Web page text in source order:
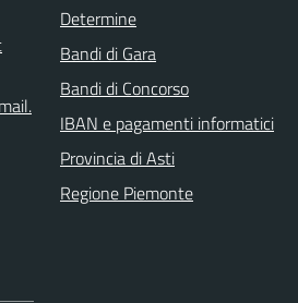
Determine
Bandi di Gara
Bandi di Concorso
IBAN e pagamenti informatici
Provincia di Asti
Regione Piemonte